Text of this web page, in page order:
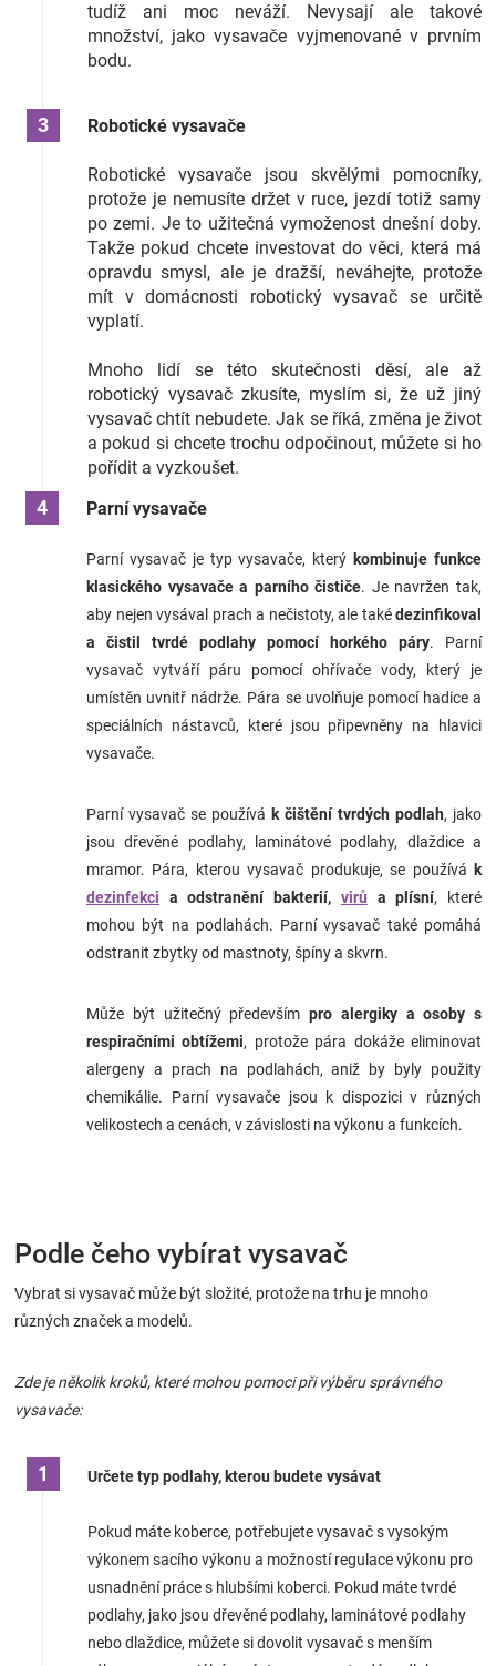
tudíž ani moc neváží. Nevysají ale takové
množství, jako vysavače vyjmenované v prvním
bodu.
Robotické vysavače
Robotické vysavače jsou skvělými pomocníky,
protože je nemusíte držet v ruce, jezdí totiž samy
po zemi. Je to užitečná vymoženost dnešní doby.
Takže pokud chcete investovat do věci, která má
opravdu smysl, ale je dražší, neváhejte, protože
mít v domácnosti robotický vysavač se určitě
vyplatí.
Mnoho lidí se této skutečnosti děsí, ale až
robotický vysavač zkusíte, myslím si, že už jiný
vysavač chtít nebudete. Jak se říká, změna je život
a pokud si chcete trochu odpočinout, můžete si ho
pořídit a vyzkoušet.
Parní vysavače
Parní vysavač je typ vysavače, který kombinuje funkce
klasického vysavače a parního čističe. Je navržen tak,
aby nejen vysával prach a nečistoty, ale takédezinfikoval
a čistil tvrdé podlahy pomocí horkého páry. Parní
vysavač vytváří páru pomocí ohřívače vody, který je
umístěn uvnitř nádrže. Pára se uvolňuje pomocí hadice a
speciálních nástavců, které jsou připevněny na hlavici
vysavače.
Parní vysavač se používá k čištění tvrdých podlah, jako
jsou dřevěné podlahy, laminátové podlahy, dlaždice a
mramor. Pára, kterou vysavač produkuje, se používá k
dezinfekci a odstranění bakterií, virů a plísní, které
mohou být na podlahách. Parní vysavač také pomáhá
odstranit zbytky od mastnoty, špíny a skvrn.
Může být užitečný především pro alergiky a osoby s
respiračními obtížemi, protože pára dokáže eliminovat
alergeny a prach na podlahách, aniž by byly použity
chemikálie. Parní vysavače jsou k dispozici v různých
velikostech a cenách, v závislosti na výkonu a funkcích.
Podle čeho vybírat vysavač
Vybrat si vysavač může být složité, protože na trhu je mnoho
různých značek a modelů.
Zde je několik kroků, které mohou pomoci při výběru správného
vysavače:
Určete typ podlahy, kterou budete vysávat
Pokud máte koberce, potřebujete vysavač s vysokým
výkonem sacího výkonu a možností regulace výkonu pro
usnadnění práce s hlubšími koberci. Pokud máte tvrdé
podlahy, jako jsou dřevěné podlahy, laminátové podlahy
nebo dlaždice, můžete si dovolit vysavač s menším